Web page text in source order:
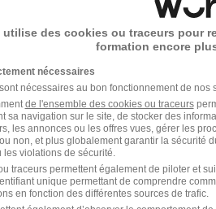
(taux d'emploi TH supérieur à
parcours de professionnalisation
et devenez l'un de nos
utilise des cookies ou traceurs pour
formation encore
nécessaires
nécessaires au bon fonctionnement de nos
de l'ensemble des cookies ou traceurs
sa navigation sur le site, de stocker des
les annonces ou les offres vues, gérer les
non, et plus globalement garantir la sécurité
violations de sécurité.
traceurs permettent également de piloter et
unique permettant de comprendre
en fonction des différentes sources de trafic.